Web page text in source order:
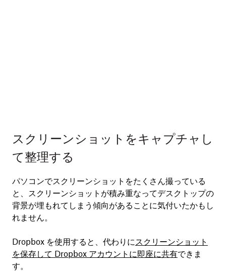
スクリーンショットをキャプチャし
て整理する
パソコンでスクリーンショットをたくさん撮っている
と、スクリーンショットが積み重なってデスクトップの
背景が埋もれてしまう傾向があることに気付いたかもし
れません。
Dropbox を使用すると、代わりにスクリーンショット
を保存して Dropbox アカウントに即座に共有できま
す。